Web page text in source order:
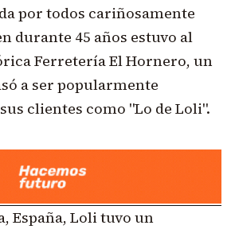
por todos cariñosamente
durante 45 años estuvo al
Ferretería El Hornero, un
a ser popularmente
clientes como "Lo de Loli".
España, Loli tuvo un